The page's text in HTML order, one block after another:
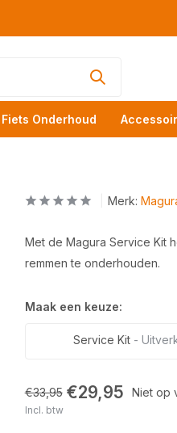
Fiets Onderhoud
Merk:
Met de Magura Service Kit
remmen te onderhouden.
Maak een keuze:
Service Kit-
€33,95 €29,95 Niet op
Incl. btw